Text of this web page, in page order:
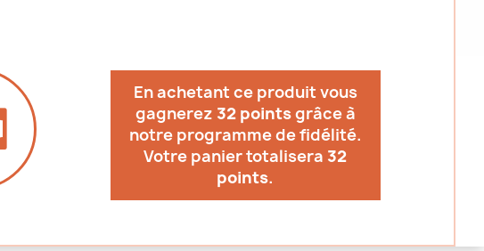
En achetant ce produit vous
gagnerez 32 pointsgrâce à
notre programme de fidélité.
Votre panier totalisera 32
points.